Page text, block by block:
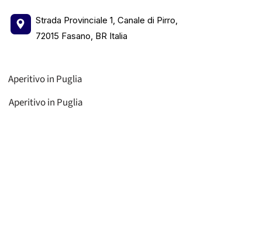
Strada Provinciale 1, Canale di Pirro,
72015 Fasano, BR Italia
Aperitivo in Puglia
Aperitivo in Puglia